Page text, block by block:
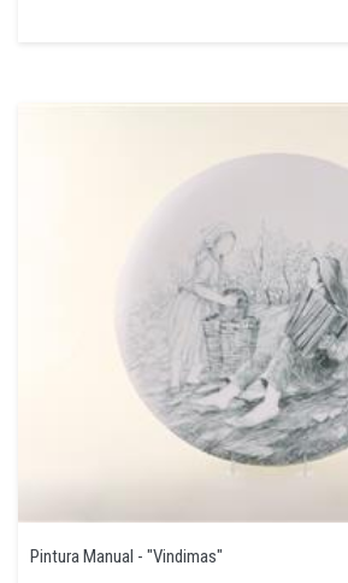
Pintura Manual - "Vindimas"